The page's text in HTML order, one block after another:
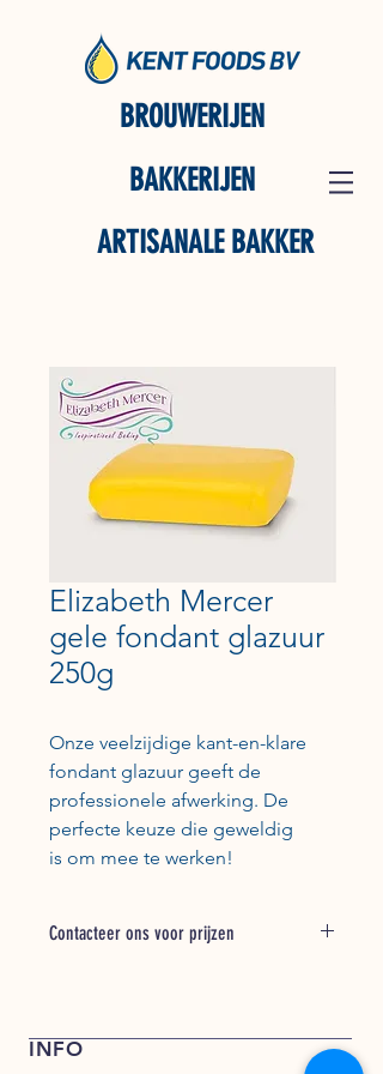
BROUWERIJEN
BAKKERIJEN
ARTISANALE BAKKER
Elizabeth Mercer
gele fondant glazuur
250g
Onze veelzijdige kant-en-klare
fondant glazuur geeft de
professionele afwerking. De
perfecte keuze die geweldig
is om mee te werken!
Contacteer ons voor prijzen
INFO